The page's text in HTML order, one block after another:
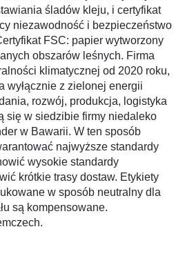
śladów kleju, i certyfikat
niezawodność i bezpieczeństwo
FSC: papier wytworzony
obszarów leśnych. Firma
klimatycznej od 2020 roku,
wyłącznie z zielonej energii
rozwój, produkcja, logistyka
się w siedzibie firmy niedaleko
w Bawarii. W ten sposób
najwyższe standardy
wysokie standardy
krótkie trasy dostaw. Etykiety
w sposób neutralny dla
są kompensowane.